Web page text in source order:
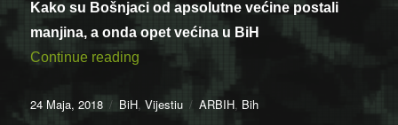
Kako su Bošnjaci od apsolutne većine postali
manjina, a onda opet većina u BiH
Continue reading “Kako su Bošnjaci od apsolutne većine
Posted
24 Maja, 2018 Categories
BiH,Vijestiu Tags
ARBIH, Bih